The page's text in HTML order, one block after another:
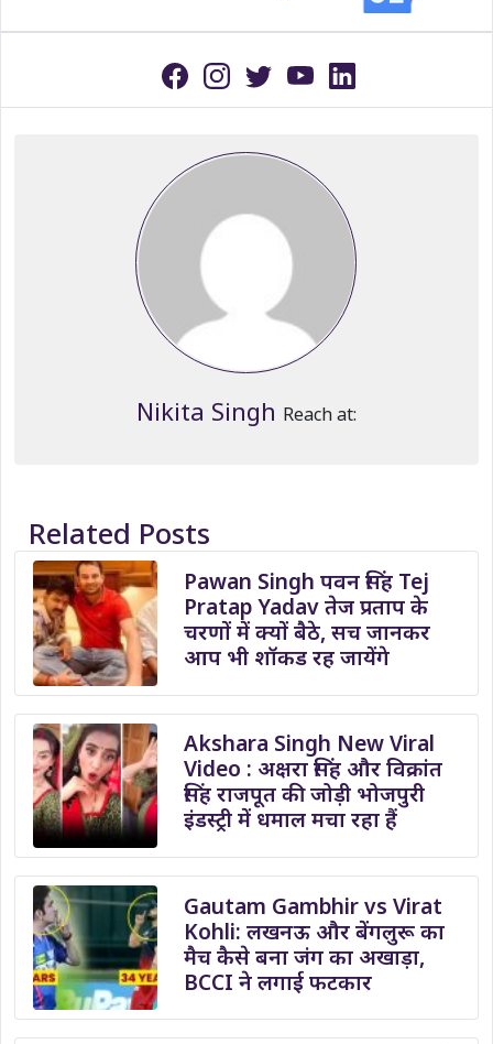
Nikita Singh Reach at:
Related Posts
Pawan Singh पवन सिंह Tej
Pratap Yadav तेज प्रताप के
चरणों में क्यों बैठे, सच जानकर
आप भी शॉकड रह जायेंगे
Akshara Singh New Viral
Video : अक्षरा सिंह और विक्रांत
सिंह राजपूत की जोड़ी भोजपुरी
इंडस्ट्री में धमाल मचा रहा हैं
Gautam Gambhir vs Virat
Kohli: लखनऊ और बेंगलुरू का
मैच कैसे बना जंग का अखाड़ा,
BCCI ने लगाई फटकार